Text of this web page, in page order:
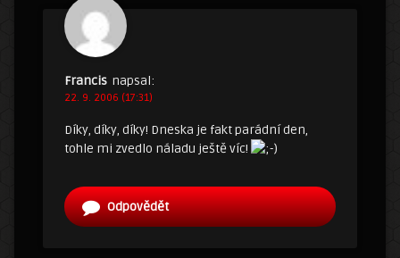
Francis napsal:
22. 9. 2006 (17:31)
Díky, díky, díky! Dneska je fakt parádní den,
tohle mi zvedlo náladu ještě víc!
Odpovědět